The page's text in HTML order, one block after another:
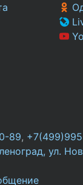
89,
ул.